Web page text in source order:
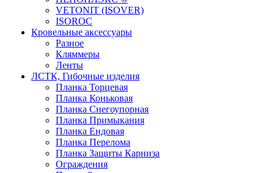
VETONIT (ISOVER)
ISOROC
Кровельные аксессуары
Разное
Кляммеры
Ленты
ЛСТК, Гибочные изделия
Планка Торцевая
Планка Коньковая
Планка Снегоупорная
Планка Примыкания
Планка Ендовая
Планка Перелома
Планка Защиты Карниза
Ограждения